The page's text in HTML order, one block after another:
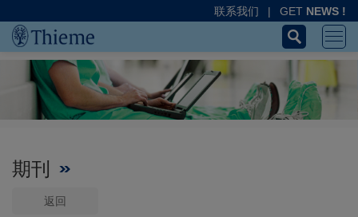
联系我们 | GET NEWS !
期刊
返回